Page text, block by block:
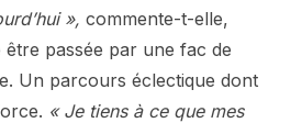
», commente-t-elle,
être passée par une fac de
Un parcours éclectique dont
« Je tiens à ce que mes